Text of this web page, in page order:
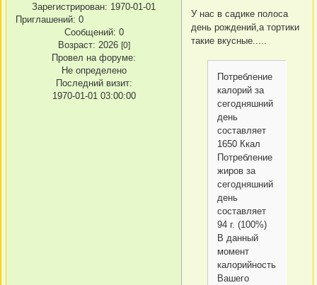
Зарегистрирован: 1970-01-01
Приглашений: 0
Сообщений: 0
Возраст: 2026 [0]
Провел на форуме:
Не определено
Последний визит:
1970-01-01 03:00:00
У нас в садике полоса
день рождений,а тортики
такие вкусные.....
Потребление
калорий за
сегодняшний
день
составляет
1650 Ккал
Потребление
жиров за
сегодняшний
день
составляет
94 г. (100%)
В данный
момент
калорийность
Вашего